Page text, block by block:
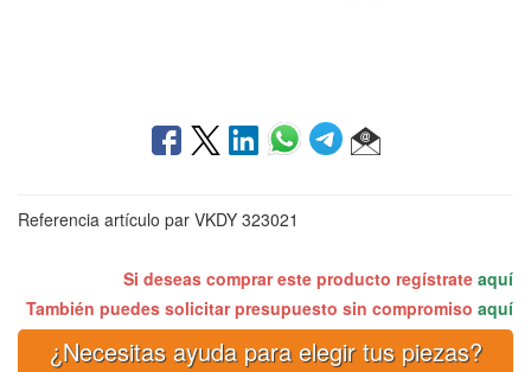
Referencia artículo par VKDY 323021
Si deseas comprar este producto regístrate aquí
También puedes solicitar presupuesto sin compromiso aquí
¿Necesitas ayuda para elegir tus piezas?